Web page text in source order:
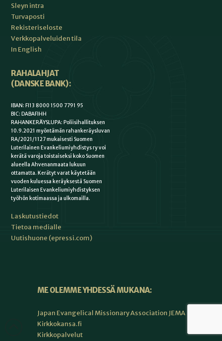
Sleyn intra
Turvaposti
Rekisteriseloste
Verkkopalveluiden tila
In English
RAHALAHJAT
(DANSKE BANK):
IBAN: FI13 8000 1500 7791 95
BIC: DABAFIHH
RAHANKERÄYSLUPA: Poliisihallituksen
10.9.2021 myöntämän rahankeräysluvan
RA/2021/1127 mukaisesti Suomen
Luterilainen Evankeliumiyhdistys ry voi
kerätä varoja toistaiseksi koko Suomen
alueella Ahvenanmaata lukuun
ottamatta. Kerätyt varat käytetään
vuoden kuluessa keräyksestä Suomen
Luterilaisen Evankeliumiyhdistyksen
työhön kotimaassa ja ulkomailla.
Laskutustiedot
Tietoa medialle
Uutishuone (epressi.com)
ME OLEMME YHDESSÄ MUKANA:
Japan Evangelical Missionary Association JEMA
Kirkkokansa.fi
Kirkkopalvelut